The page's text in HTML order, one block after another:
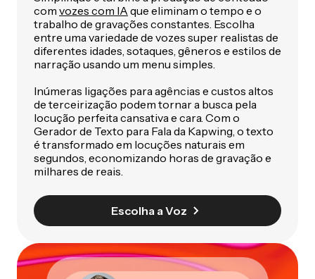
com vozes com IAque eliminam o tempo e o
trabalho de gravações constantes. Escolha
entre uma variedade de vozes super realistas de
diferentes idades, sotaques, gêneros e estilos de
narração usando um menu simples.
Inúmeras ligações para agências e custos altos
de terceirização podem tornar a busca pela
locução perfeita cansativa e cara. Com o
Gerador de Texto para Fala da Kapwing, o texto
é transformado em locuções naturais em
segundos, economizando horas de gravação e
milhares de reais.
Escolha a Voz